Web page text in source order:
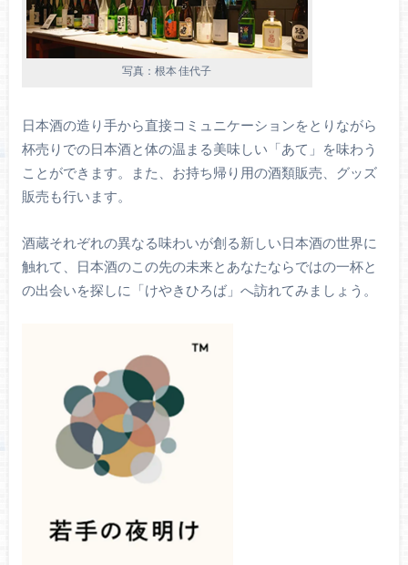
写真：根本 佳代子
日本酒の造り手から直接コミュニケーションをとりながら
杯売りでの日本酒と体の温まる美味しい「あて」を味わう
ことができます。また、お持ち帰り用の酒類販売、グッズ
販売も行います。
酒蔵それぞれの異なる味わいが創る新しい日本酒の世界に
触れて、日本酒のこの先の未来とあなたならではの一杯と
の出会いを探しに「けやきひろば」へ訪れてみましょう。